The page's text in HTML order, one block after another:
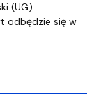
(UG):
odbędzie się w